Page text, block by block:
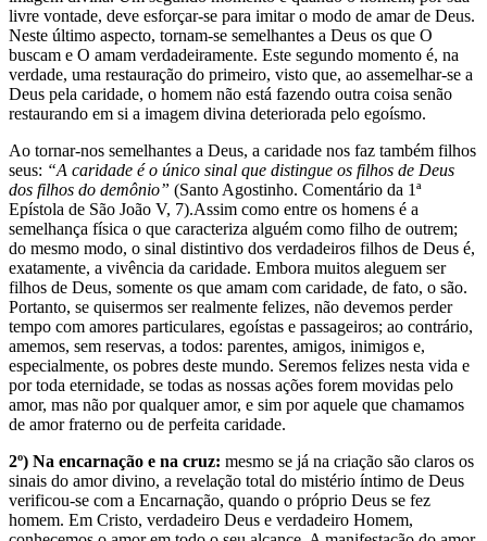
livre vontade, deve esforçar-se para imitar o modo de amar de Deus.
Neste último aspecto, tornam-se semelhantes a Deus os que O
buscam e O amam verdadeiramente. Este segundo momento é, na
verdade, uma restauração do primeiro, visto que, ao assemelhar-se a
Deus pela caridade, o homem não está fazendo outra coisa senão
restaurando em si a imagem divina deteriorada pelo egoísmo.
Ao tornar-nos semelhantes a Deus, a caridade nos faz também filhos
seus: “A caridade é o único sinal que distingue os filhos de Deus
dos filhos do demônio” (Santo Agostinho. Comentário da 1ª
Epístola de São João V, 7).Assim como entre os homens é a
semelhança física o que caracteriza alguém como filho de outrem;
do mesmo modo, o sinal distintivo dos verdadeiros filhos de Deus é,
exatamente, a vivência da caridade. Embora muitos aleguem ser
filhos de Deus, somente os que amam com caridade, de fato, o são.
Portanto, se quisermos ser realmente felizes, não devemos perder
tempo com amores particulares, egoístas e passageiros; ao contrário,
amemos, sem reservas, a todos: parentes, amigos, inimigos e,
especialmente, os pobres deste mundo. Seremos felizes nesta vida e
por toda eternidade, se todas as nossas ações forem movidas pelo
amor, mas não por qualquer amor, e sim por aquele que chamamos
de amor fraterno ou de perfeita caridade.
2º) Na encarnação e na cruz: mesmo se já na criação são claros os
sinais do amor divino, a revelação total do mistério íntimo de Deus
verificou-se com a Encarnação, quando o próprio Deus se fez
homem. Em Cristo, verdadeiro Deus e verdadeiro Homem,